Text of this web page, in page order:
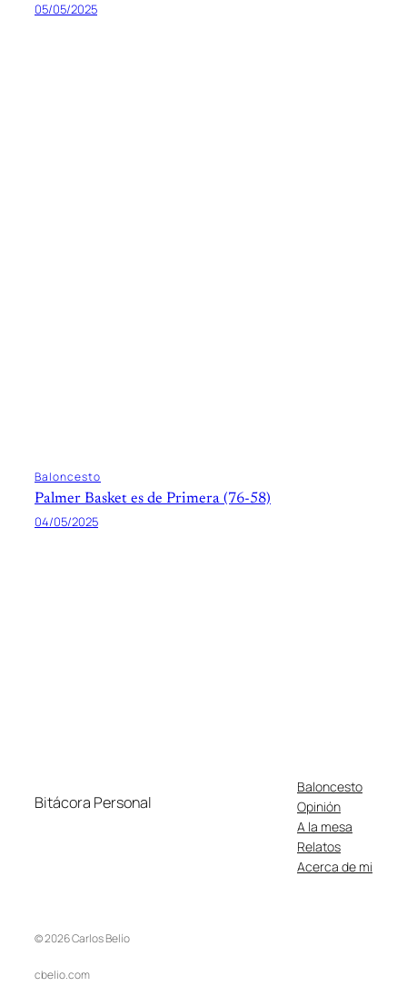
05/05/2025
Baloncesto
Palmer Basket es de Primera (76-58)
04/05/2025
Bitácora Personal
Baloncesto
Opinión
A la mesa
Relatos
Acerca de mi
© 2026 Carlos Belío
cbelio.com